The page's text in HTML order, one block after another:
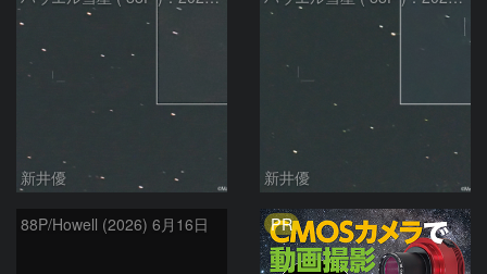
新井優 新井優
88P/Howell (2026) 6月16日 PR